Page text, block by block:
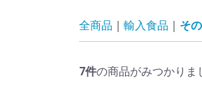
全商品 輸入食品 そ
7件の商品がみつかりま